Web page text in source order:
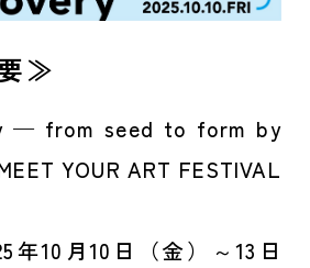
≫
— from seed to form by
YOUR ART FESTIVAL
年10月10日（金）～13日